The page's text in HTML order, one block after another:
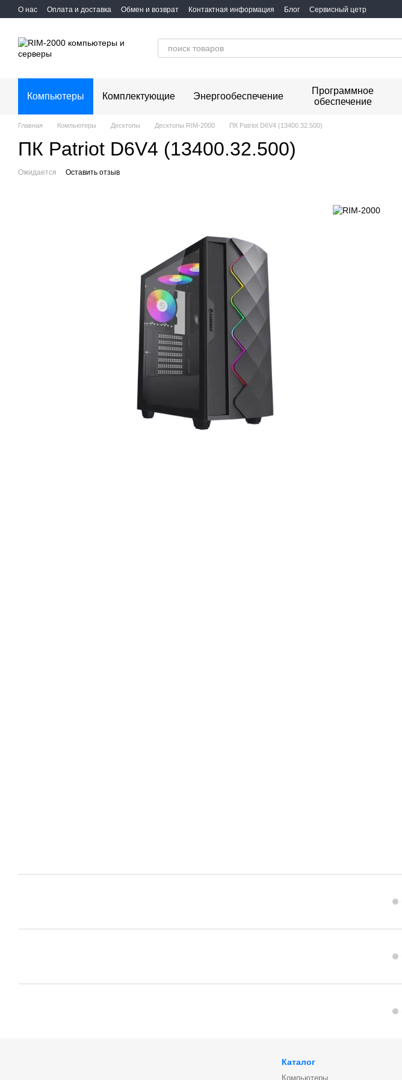
Перейти к основному контенту
О нас Оплата и доставка Обмен и возврат Контактная информация Блог Сервисный цетр
Компьютеры Комплектующие Энергообеспечение
Программное
обеспечение
Главная Компьютеры Десктопы Десктопы RIM-2000 ПК Patriot D6V4 (13400.32.500)
ПК Patriot D6V4 (13400.32.500)
Ожидается Оставить отзыв
Каталог
Компьютеры